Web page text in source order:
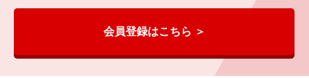
会員登録はこちら ＞